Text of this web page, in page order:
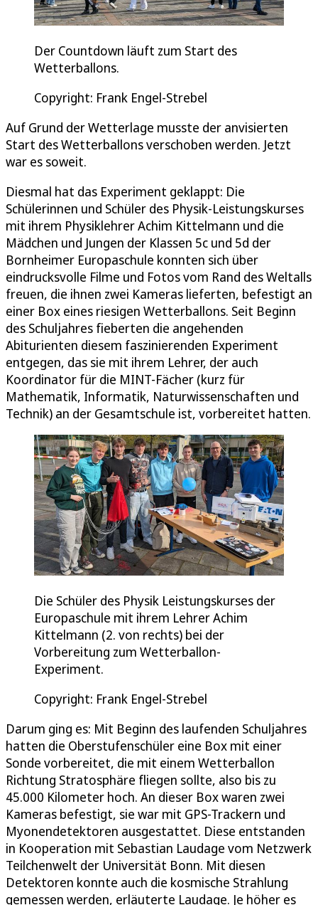
Der Countdown läuft zum Start des
Wetterballons.
Copyright: Frank Engel-Strebel
Auf Grund der Wetterlage musste der anvisierten
Start des Wetterballons verschoben werden. Jetzt
war es soweit.
Diesmal hat das Experiment geklappt: Die
Schülerinnen und Schüler des Physik-Leistungskurses
mit ihrem Physiklehrer Achim Kittelmann und die
Mädchen und Jungen der Klassen 5c und 5d der
Bornheimer Europaschule konnten sich über
eindrucksvolle Filme und Fotos vom Rand des Weltalls
freuen, die ihnen zwei Kameras lieferten, befestigt an
einer Box eines riesigen Wetterballons. Seit Beginn
des Schuljahres fieberten die angehenden
Abiturienten diesem faszinierenden Experiment
entgegen, das sie mit ihrem Lehrer, der auch
Koordinator für die MINT-Fächer (kurz für
Mathematik, Informatik, Naturwissenschaften und
Technik) an der Gesamtschule ist, vorbereitet hatten.
Die Schüler des Physik Leistungskurses der
Europaschule mit ihrem Lehrer Achim
Kittelmann (2. von rechts) bei der
Vorbereitung zum Wetterballon-
Experiment.
Copyright: Frank Engel-Strebel
Darum ging es: Mit Beginn des laufenden Schuljahres
hatten die Oberstufenschüler eine Box mit einer
Sonde vorbereitet, die mit einem Wetterballon
Richtung Stratosphäre fliegen sollte, also bis zu
45.000 Kilometer hoch. An dieser Box waren zwei
Kameras befestigt, sie war mit GPS-Trackern und
Myonendetektoren ausgestattet. Diese entstanden
in Kooperation mit Sebastian Laudage vom Netzwerk
Teilchenwelt der Universität Bonn. Mit diesen
Detektoren konnte auch die kosmische Strahlung
gemessen werden, erläuterte Laudage. Je höher es